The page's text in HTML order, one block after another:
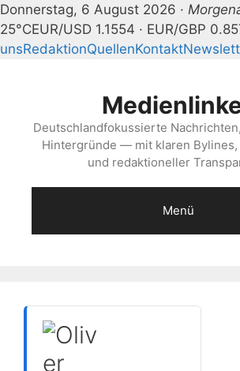
Donnerstag, 6 August 2026 ·
25°CEUR/USD 1.1554 · EUR/GBP
unsRedaktionQuellenKontakt
Deutschlandfokussierte
Hintergründe — mit klaren Bylines,
und redaktioneller
Menü